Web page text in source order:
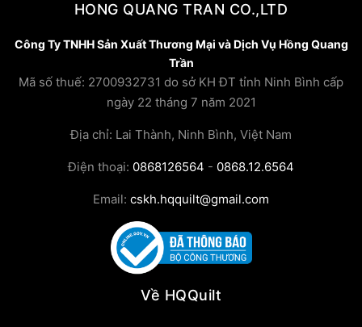
HONG QUANG TRAN CO.,LTD
Công Ty TNHH Sản Xuất Thương Mại và Dịch Vụ Hồng Quang
Trần
Mã số thuế: 2700932731 do sở KH ĐT tỉnh Ninh Bình cấp
ngày 22 tháng 7 năm 2021
Địa chỉ: Lai Thành, Ninh Bình, Việt Nam
Điện thoại: 0868126564 - 0868.12.6564
Email: cskh.hqquilt@gmail.com
Về HQQuilt